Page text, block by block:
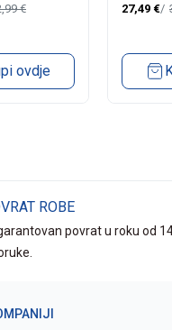
€
ovdje
27,49 €
ROBE
povrat u roku od